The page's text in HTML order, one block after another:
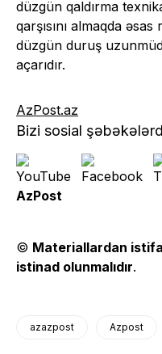
düzgün qaldırma
qarşısını almaqda
düzgün duruş
açarıdır.
AzPost.az
Bizi sosial
AzPost
© Materiallardan
istinad olunmalıdır.
azazpost Azpost